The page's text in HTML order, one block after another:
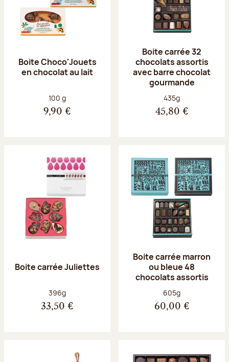
Boite Choco'Jouets
en chocolat au lait
Poids net :
100 g
9,90 €
Boite carrée 32
chocolats assortis
avec barre chocolat
gourmande
Poids net :
435g
45,80 €
Boite carrée Juliettes
Poids net :
396g
33,50 €
Boite carrée marron
ou bleue 48
chocolats assortis
Poids net :
605g
60,00 €